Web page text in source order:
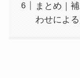
まとめ｜
わせによ